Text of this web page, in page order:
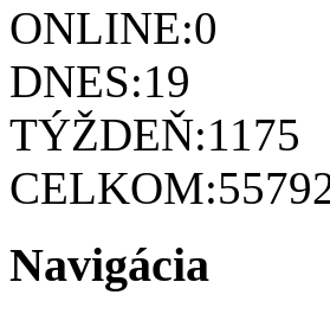
ONLINE:0
DNES:19
TÝŽDEŇ:1175
CELKOM:
Navigácia